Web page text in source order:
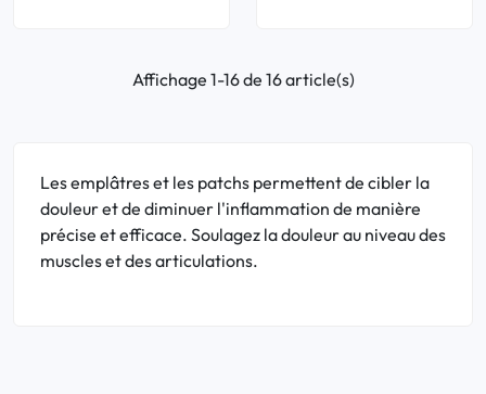
Affichage 1-16 de 16 article(s)
Les emplâtres et les patchs permettent de cibler la
douleur et de diminuer l'inflammation de manière
précise et efficace. Soulagez la douleur au niveau des
muscles et des articulations.